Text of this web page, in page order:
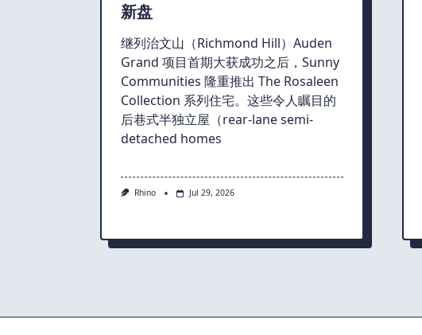
新盘
继列治文山（Richmond Hill）Auden
Grand 项目首期大获成功之后，Sunny
Communities 隆重推出 The Rosaleen
Collection 系列住宅。这些令人瞩目的
后巷式半独立屋（rear-lane semi-
detached homes
Rhino Jul 29, 2026